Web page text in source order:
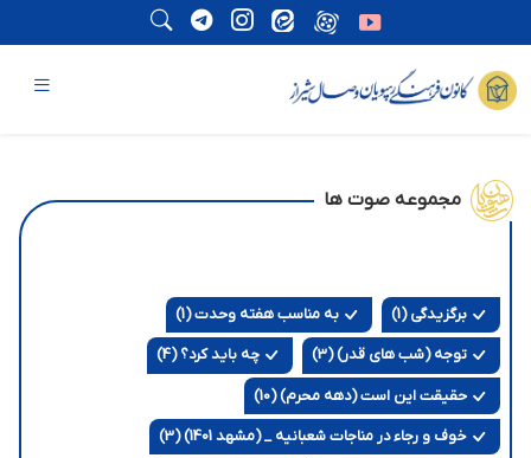
مجموعه صوت ها
برگزیدگی (1) به مناسب هفته وحدت (1)
توجه (شب های قدر) (3) چه باید کرد؟ (4)
حقیقت این است (دهه محرم) (10)
خوف و رجاء در مناجات شعبانیه _ (مشهد 1401) (3)